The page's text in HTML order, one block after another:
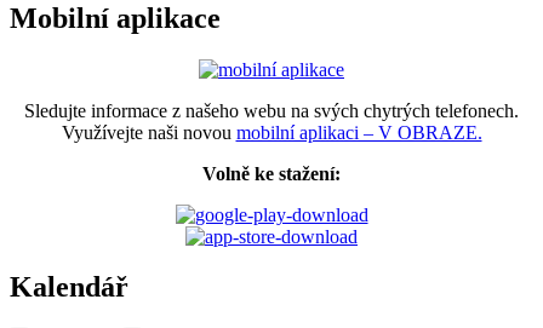
Mobilní aplikace
Sledujte informace z našeho webu na svých chytrých telefonech.
Využívejte naši novou mobilní aplikaci – V OBRAZE.
Volně ke stažení:
Kalendář